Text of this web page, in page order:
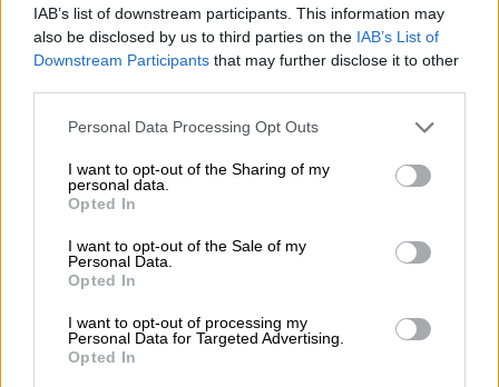
IAB’s list of downstream participants. This information may
also be disclosed by us to third parties on the IAB’s List of
Downstream Participants that may further disclose it to other
Please note that this website/app uses one or more Google
not limited to your visit or usage behaviour. You may click to
grant or deny consent to Google and its third-party tags to
use your data for below specified purposes in below Google
consent section.
Personal Data Processing Opt Outs
I want to opt-out of the Sharing of my
personal data.
Opted In
I want to opt-out of the Sale of my
Personal Data.
Opted In
I want to opt-out of processing my
Personal Data for Targeted Advertising.
Opted In
Αθλητισμός|31.03.2019 00:49
Νέα εποχή ΠΑΟΚ: Ιστορική άνοδος στην
πανηγύρια (vid)
Ο ΠΑΟΚ κατέκτησε το πρωτάθλημα στην Pre
League στην ισοβαθμία με τον Παναθηναϊκό
- Οι πράσινες, με την ΑΕΚ, τη Λαμία και τον
ΖΑΟΝ θα παλέψουν για την 2η θέση
ΑΛΛΑ #TAGS